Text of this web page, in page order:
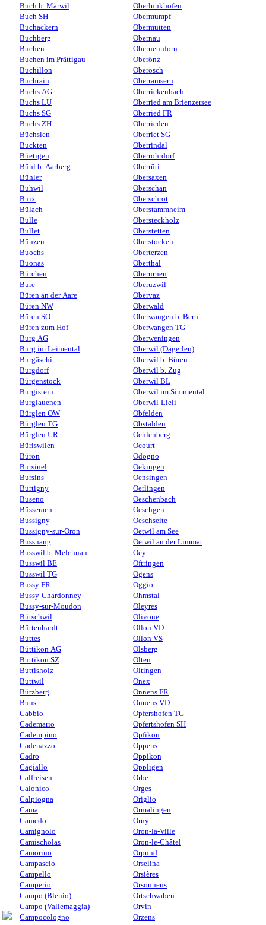
Buch b. Märwil
Buch SH
Buchackern
Buchberg
Buchen
Buchen im Prättigau
Buchillon
Buchrain
Buchs AG
Buchs LU
Buchs SG
Buchs ZH
Büchslen
Buckten
Büetigen
Bühl b. Aarberg
Bühler
Buhwil
Buix
Bülach
Bulle
Bullet
Bünzen
Buochs
Buonas
Bürchen
Bure
Büren an der Aare
Büren NW
Büren SO
Büren zum Hof
Burg AG
Burg im Leimental
Burgäschi
Burgdorf
Bürgenstock
Burgistein
Burglauenen
Bürglen OW
Bürglen TG
Bürglen UR
Büriswilen
Büron
Bursinel
Bursins
Burtigny
Buseno
Büsserach
Bussigny
Bussigny-sur-Oron
Bussnang
Busswil b. Melchnau
Busswil BE
Busswil TG
Bussy FR
Bussy-Chardonney
Bussy-sur-Moudon
Bütschwil
Büttenhardt
Buttes
Büttikon AG
Buttikon SZ
Buttisholz
Buttwil
Bützberg
Buus
Cabbio
Cademario
Cadempino
Cadenazzo
Cadro
Cagiallo
Calfreisen
Calonico
Calpiogna
Cama
Camedo
Camignolo
Camischolas
Camorino
Campascio
Campello
Camperio
Campo (Blenio)
Campo (Vallemaggia)
Campocologno
Oberlunkhofen
Obermumpf
Obermutten
Obernau
Oberneunforn
Oberönz
Oberösch
Oberramsern
Oberrickenbach
Oberried am Brienzersee
Oberried FR
Oberrieden
Oberriet SG
Oberrindal
Oberrohrdorf
Oberrüti
Obersaxen
Oberschan
Oberschrot
Oberstammheim
Obersteckholz
Oberstetten
Oberstocken
Oberterzen
Oberthal
Oberurnen
Oberuzwil
Obervaz
Oberwald
Oberwangen b. Bern
Oberwangen TG
Oberweningen
Oberwil (Dägerlen)
Oberwil b. Büren
Oberwil b. Zug
Oberwil BL
Oberwil im Simmental
Oberwil-Lieli
Obfelden
Obstalden
Ochlenberg
Ocourt
Odogno
Oekingen
Oensingen
Oerlingen
Oeschenbach
Oeschgen
Oeschseite
Oetwil am See
Oetwil an der Limmat
Oey
Oftringen
Ogens
Oggio
Ohmstal
Oleyres
Olivone
Ollon VD
Ollon VS
Olsberg
Olten
Oltingen
Onex
Onnens FR
Onnens VD
Opfershofen TG
Opfertshofen SH
Opfikon
Oppens
Oppikon
Oppligen
Orbe
Orges
Origlio
Ormalingen
Orny
Oron-la-Ville
Oron-le-Châtel
Orpund
Orselina
Orsières
Orsonnens
Ortschwaben
Orvin
Orzens